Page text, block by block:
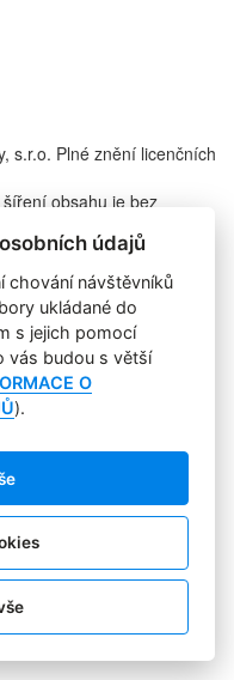
s.r.o. Plné znění licenčních
obsahu je bez
zakázáno.
1
údajů
údajů
chování návštěvníků
ukládané do
s jejich pomocí
vás budou s větší
O
).